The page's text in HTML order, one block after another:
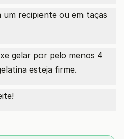
um recipiente ou em taças
gelar por pelo menos 4
esteja firme.